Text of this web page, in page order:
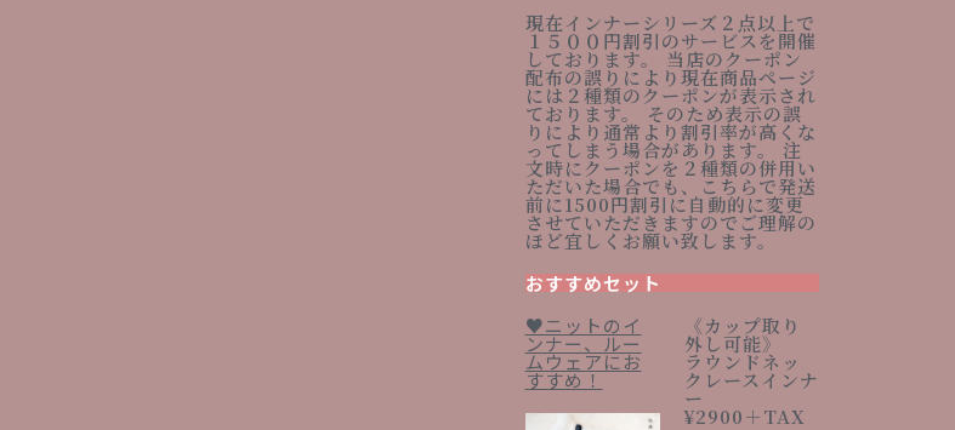
現在インナーシリーズ２点以上で
１５００円割引のサービスを開催
しております。 当店のクーポン
配布の誤りにより現在商品ページ
には２種類のクーポンが表示され
ております。 そのため表示の誤
りにより通常より割引率が高くな
ってしまう場合があります。 注
文時にクーポンを２種類の併用い
ただいた場合でも、こちらで発送
前に1500円割引に自動的に変更
させていただきますのでご理解の
ほど宜しくお願い致します。
おすすめセット
♥ニットのイ
ンナー、ルー
ムウェアにお
すすめ！
《カップ取り
外し可能》
ラウンドネッ
クレースインナ
ー
¥2900＋TAX